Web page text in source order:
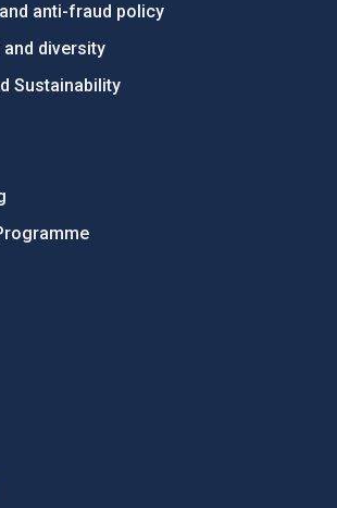
anti-fraud policy
and diversity
Sustainability